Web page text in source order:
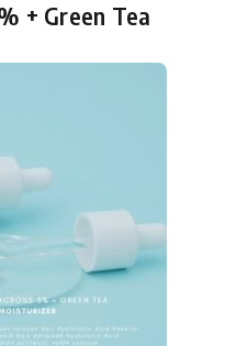
+ Green Tea